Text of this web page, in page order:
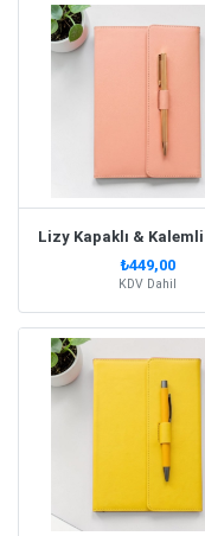
₺449,00
KDV Dahil